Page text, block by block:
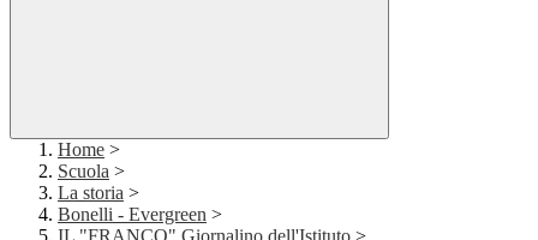
Home >
Scuola >
La storia >
Bonelli - Evergreen >